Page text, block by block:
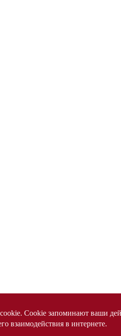
Cookie запоминают ваши
взаимодействия в интернете.